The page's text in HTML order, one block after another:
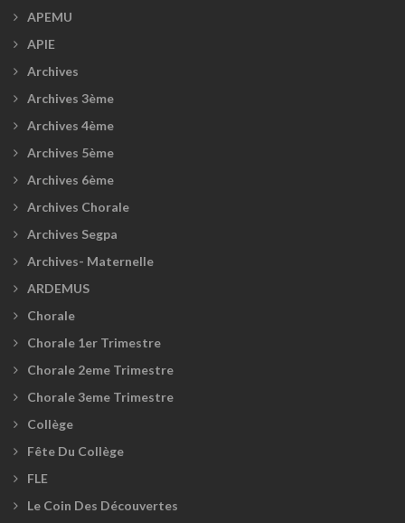
APEMU
APIE
Archives
Archives 3ème
Archives 4ème
Archives 5ème
Archives 6ème
Archives Chorale
Archives Segpa
Archives- Maternelle
ARDEMUS
Chorale
Chorale 1er Trimestre
Chorale 2eme Trimestre
Chorale 3eme Trimestre
Collège
Fête Du Collège
FLE
Le Coin Des Découvertes